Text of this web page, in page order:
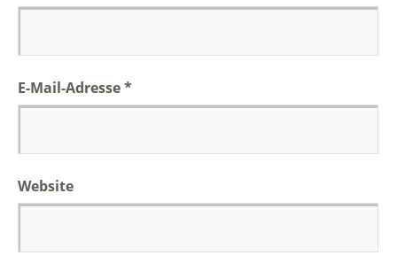
E-Mail-Adresse*
Website